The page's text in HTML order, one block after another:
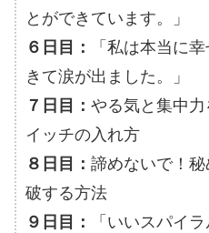
とができています。」
６日目：
「私は本当に
きて涙が出ました。」
７日目： やる気と集中
イッチの入れ方
８日目： 諦めないで！
破する方法
９日目：
「いいスパイ